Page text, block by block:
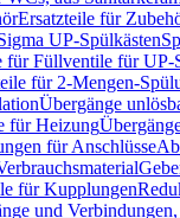
Ersatzteile für
UP-Spülkästen
für Füllventile für UP-
für 2-Mengen-
Übergänge
für Heizung
für Anschlüsse
für Kupplungen
und